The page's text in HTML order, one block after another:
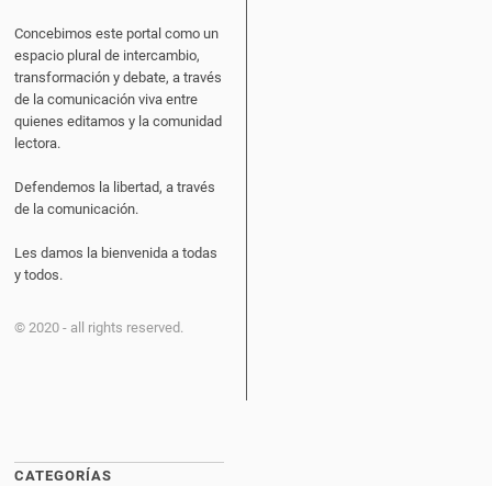
Concebimos este portal como un
espacio plural de intercambio,
transformación y debate, a través
de la comunicación viva entre
quienes editamos y la comunidad
lectora.
Defendemos la libertad, a través
de la comunicación.
Les damos la bienvenida a todas
y todos.
© 2020 - all rights reserved.
CATEGORÍAS